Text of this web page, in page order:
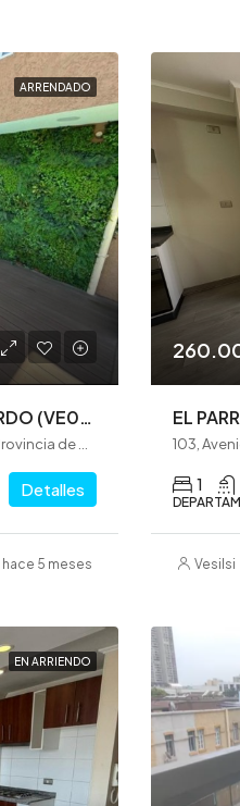
ARRENDADO
VILLA SANTA BARBARA, SAN BERNARDO (VE0305)
Detalles
hace 5 meses
EL
1
Vesilsi
EN ARRIENDO